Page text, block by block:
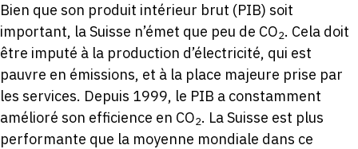
Bien que son produit intérieur brut (PIB) soit
important, la Suisse n’émet que peu de CO2. Cela doit
être imputé à la production d’électricité, qui est
pauvre en émissions, et à la place majeure prise par
les services. Depuis 1999, le PIB a constamment
amélioré son efficience en CO2. La Suisse est plus
performante que la moyenne mondiale dans ce